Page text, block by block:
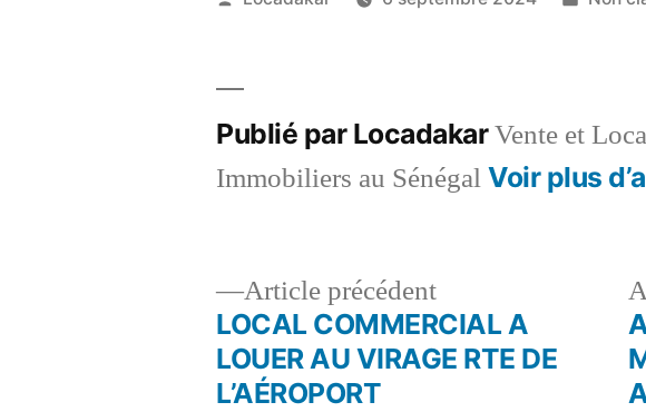
Publié par LocadakarVente et
Immobiliers au SénégalVoir plus
Navigation
Article précédentArticle
précédent :
LOCAL COMMERCIAL A
LOUER AU VIRAGE RTE DE
L’AÉROPORT